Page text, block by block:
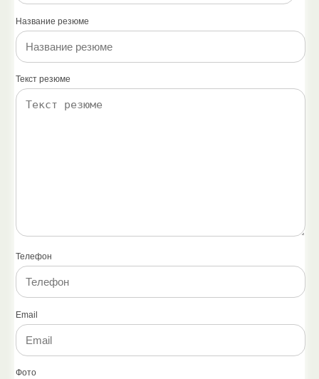
Название резюме
Текст резюме
Телефон
Email
Фото